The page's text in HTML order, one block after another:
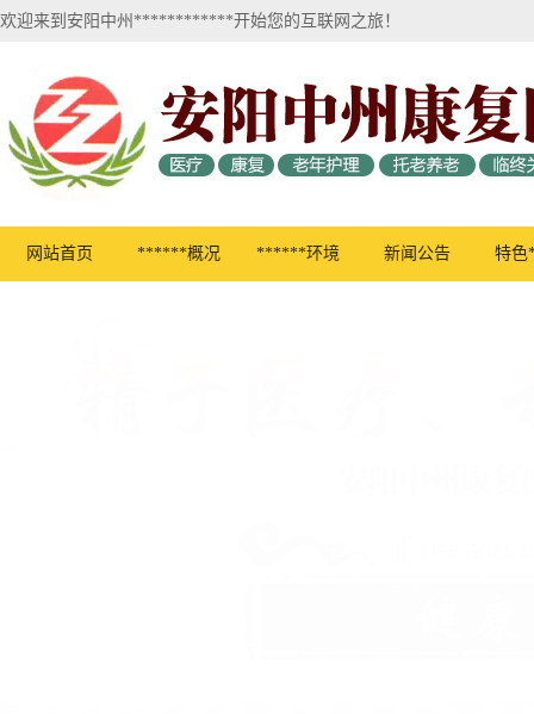
欢迎来到安阳中州************开始您的互联网之旅！
网站首页 ******概况 ******环境 新闻公告 特